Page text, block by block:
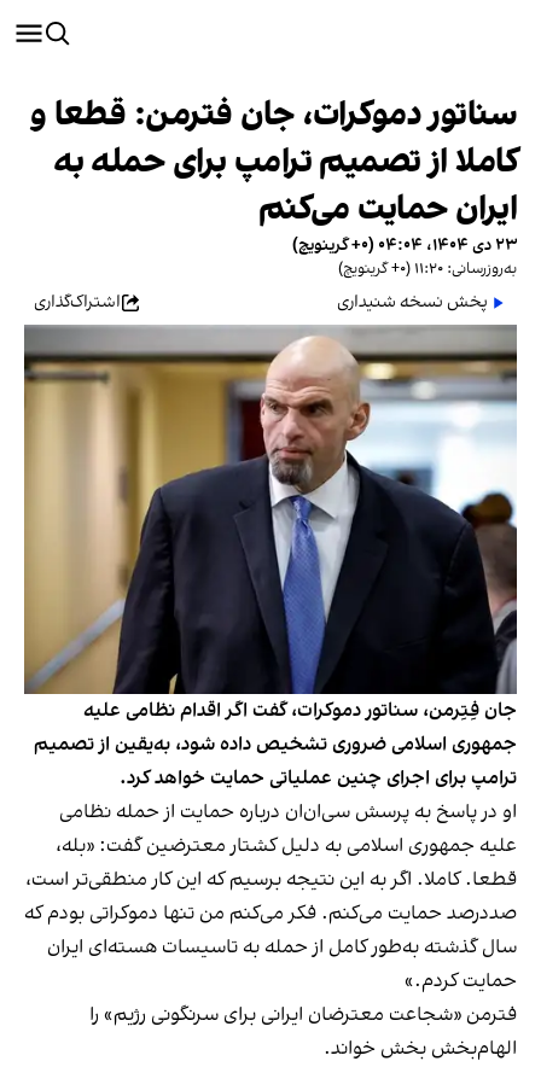
سناتور دموکرات، جان فترمن: قطعا و
کاملا از تصمیم ترامپ برای حمله به
ایران حمایت می‌کنم
۲۳ دی ۱۴۰۴، ۰۴:۰۴ (‎+۰ گرینویچ)
به‌روزرسانی: ۱۱:۲۰ (‎+۰ گرینویچ)
پخش نسخه شنیداری اشتراک‌گذاری
جان فِتِرمن، سناتور دموکرات، گفت اگر اقدام نظامی علیه
جمهوری اسلامی ضروری تشخیص داده شود، به‌یقین از تصمیم
ترامپ برای اجرای چنین عملیاتی حمایت خواهد کرد.
او در پاسخ به پرسش سی‌ان‌ان درباره حمایت از حمله نظامی
علیه جمهوری اسلامی به دلیل کشتار معترضین گفت: «بله،
قطعا. کاملا. اگر به این نتیجه برسیم که این کار منطقی‌تر است،
صددرصد حمایت می‌کنم. فکر می‌کنم من تنها دموکراتی بودم که
سال گذشته به‌طور کامل از حمله به تاسیسات هسته‌ای ایران
حمایت کردم.»
فترمن «شجاعت معترضان ایرانی برای سرنگونی رژیم» را
الهام‌بخش بخش خواند.